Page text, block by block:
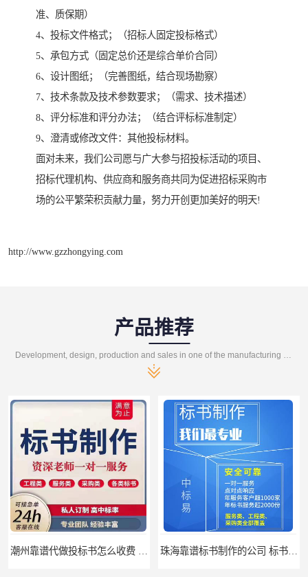
准、质保期）
4、投标文件格式；（招标人固定投标格式）
5、承包方式（固定总价还是综合单价合同）
6、设计图纸；（完善图纸，结合现场勘察）
7、技术条款及技术参数要求；（需求、技术描述）
8、评分标准和评分办法；（结合评标标准制定）
9、澄清或修改文件：其他投标材料。
面对未来，我们公司愿与广大参与招投标活动的项目、
招标代理机构、供应商和服务商共同为促进招标采购市
场的公平繁荣积贡献力量，努力开创更加美好的明天!
http://www.gzzhongying.com
产品推荐